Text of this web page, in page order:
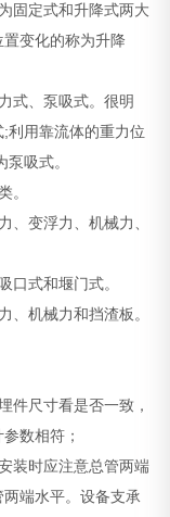
定式和升降式两大
变化的称为升降
、泵吸式。很明
利用靠流体的重力位
吸式。
。
变浮力、机械力、
式和堰门式。
机械力和挡渣板。
尺寸看是否一致，
数相符；
装时应注意总管两端
端水平。设备支承